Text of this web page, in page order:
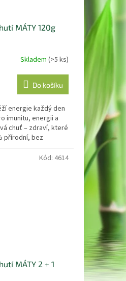
MÁTY 120g
Skladem (>5 ks)
Do košíku
energie každý den
imunitu, energii a
chuť – zdraví, které
přírodní, bez
MÁTY 2 + 1
Kód: 4614